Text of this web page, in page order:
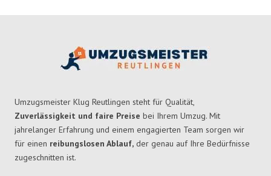
Umzugsmeister Klug Reutlingen steht für Qualität,
Zuverlässigkeit und faire Preise bei Ihrem Umzug. Mit
jahrelanger Erfahrung und einem engagierten Team sorgen wir
für einen reibungslosen Ablauf, der genau auf Ihre Bedürfnisse
zugeschnitten ist.